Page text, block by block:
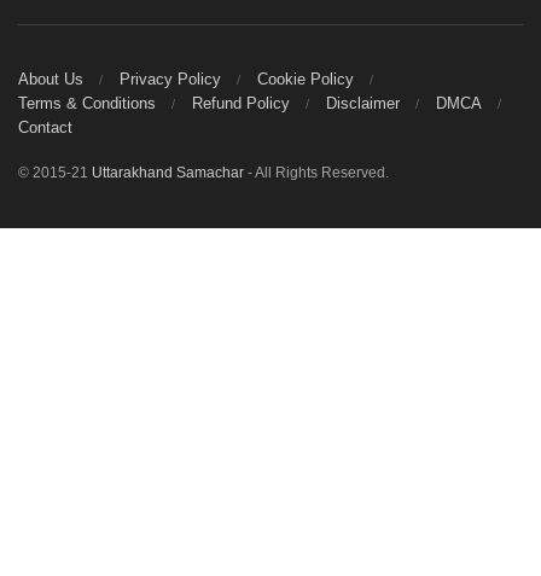
About Us Privacy Policy
Cookie Policy
Terms & Conditions
Refund Policy Disclaimer
DMCA
Contact
© 2015-21 Uttarakhand Samachar - All Rights Reserved.